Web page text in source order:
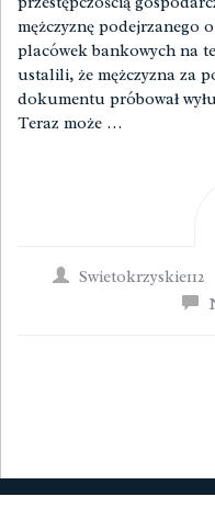
mężczyznę podejrzanego
placówek bankowych na
ustalili, że mężczyzna za
dokumentu próbował
Teraz może …
Swietokrzyskie112